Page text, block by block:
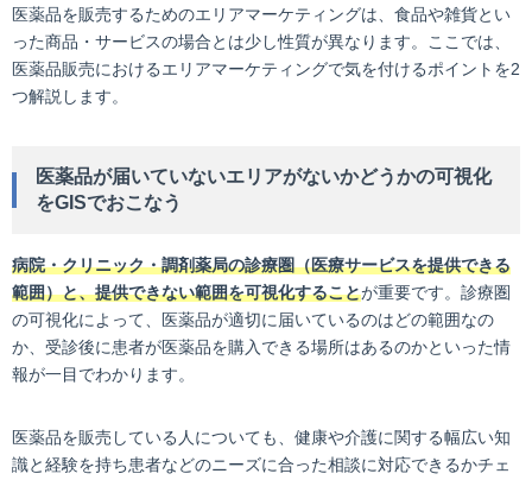
医薬品を販売するためのエリアマーケティングは、食品や雑貨とい
った商品・サービスの場合とは少し性質が異なります。ここでは、
医薬品販売におけるエリアマーケティングで気を付けるポイントを2
つ解説します。
医薬品が届いていないエリアがないかどうかの可視化
をGISでおこなう
病院・クリニック・調剤薬局の診療圏（医療サービスを提供できる
範囲）と、提供できない範囲を可視化することが重要です。診療圏
の可視化によって、医薬品が適切に届いているのはどの範囲なの
か、受診後に患者が医薬品を購入できる場所はあるのかといった情
報が一目でわかります。
医薬品を販売している人についても、健康や介護に関する幅広い知
識と経験を持ち患者などのニーズに合った相談に対応できるかチェ